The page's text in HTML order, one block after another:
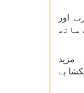
اور
10 بجے اپنے 9 ویں ایڈیشن کے ساتھ
مزید
فارم) پریکشا پے